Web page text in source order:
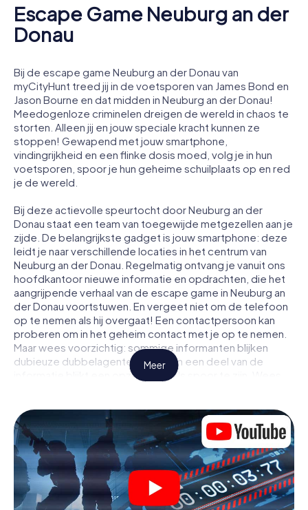
Escape Game Neuburg an der
Donau
Bij de escape game Neuburg an der Donau van
myCityHunt treed jij in de voetsporen van James Bond en
Jason Bourne en dat midden in Neuburg an der Donau!
Meedogenloze criminelen dreigen de wereld in chaos te
storten. Alleen jij en jouw speciale kracht kunnen ze
stoppen! Gewapend met jouw smartphone,
vindingrijkheid en een flinke dosis moed, volg je in hun
voetsporen, spoor je hun geheime schuilplaats op en red
je de wereld.
Bij deze actievolle speurtocht door Neuburg an der
Donau staat een team van toegewijde metgezellen aan je
zijde. De belangrijkste gadget is jouw smartphone: deze
leidt je naar verschillende locaties in het centrum van
Neuburg an der Donau. Regelmatig ontvang je vanuit ons
hoofdkantoor nieuwe informatie en opdrachten, die het
aangrijpende verhaal van de escape game in Neuburg an
der Donau voortstuwen. En vergeet niet om de telefoon
op te nemen als hij overgaat! Een contactpersoon kan
proberen om in het geheim contact met je op te nemen.
Maar wees voorzichtig: sommige informanten blijken
dubieuze dubbelagenten te zijn en een deel van de
informatie blijkt een opzettelijk vals spoor te zijn. Wees
Anders dan in een klassieke escaperoom in Neuburg an
der Donau zit je niet opgesloten in een kamer waaruit je
jezelf binnen een bepaald tijdvenster moet bevrijden.
Met deze speurtocht met een smartphone wordt heel
Neuburg an der Donau jouw speelveld! De technische
voorwaarden voor jouw avontuur in Neuburg an der Donau
Meer